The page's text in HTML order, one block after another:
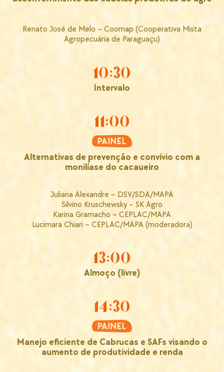
Renato José de Melo – Coomap (Cooperativa Mista
Agropecuária de Paraguaçu)
10:30
Intervalo
11:00
Alternativas de prevenção e convívio com a
monilíase do cacaueiro
Juliana Alexandre – DSV/SDA/MAPA
Silvino Kruschewsky – SK Agro
Karina Gramacho – CEPLAC/MAPA
Lucimara Chiari – CEPLAC/MAPA (moderadora)
13:00
Almoço (livre)
14:30
Manejo eficiente de Cabrucas e SAFs visando o
aumento de produtividade e renda